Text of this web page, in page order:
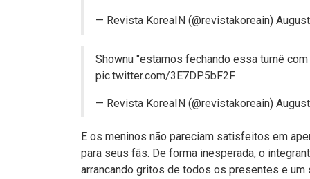
— Revista KoreaIN (@revistakoreain)
Shownu "estamos fechando essa turnê
pic.twitter.com/3E7DP5bF2F
— Revista KoreaIN (@revistakoreain)
E os meninos não pareciam satisfeitos em
para seus fãs. De forma inesperada, o
arrancando gritos de todos os presentes e um